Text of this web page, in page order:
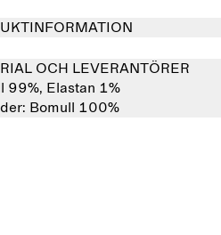
OCH LEVERANTÖRER
99%, Elastan 1%
Bomull 100%